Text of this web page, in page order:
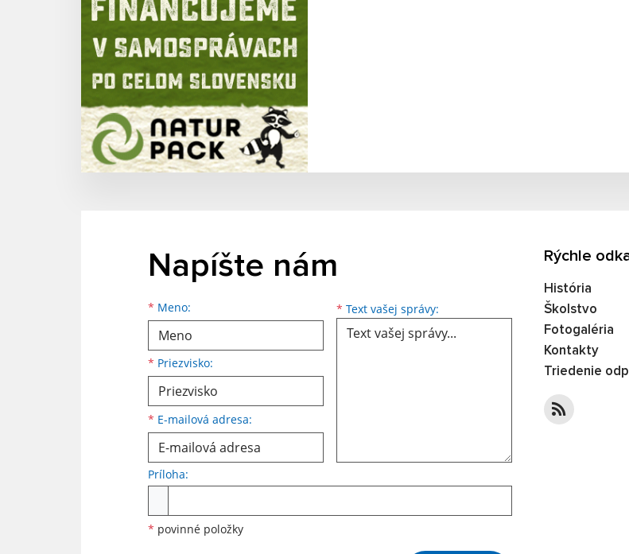
Napíšte nám
* Meno:
Meno
* Priezvisko:
Priezvisko
* E-mailová adresa:
E-mailová adresa * Text vašej správy: Text vašej správy...
Príloha:
* povinné položky
Rýchle
História
Školstvo
Fotogaléria
Kontakty
Triedenie